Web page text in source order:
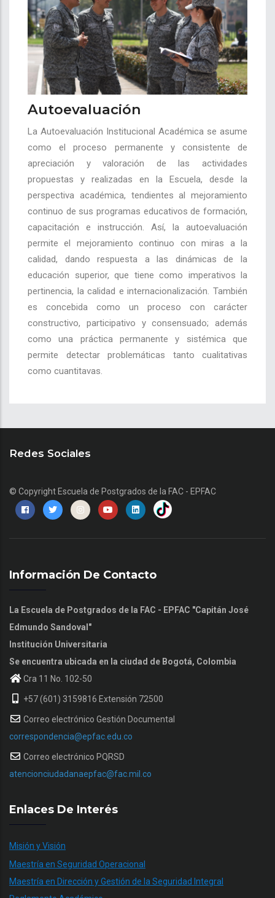
Autoevaluación
La Autoevaluación Institucional Académica se asume
como el proceso permanente y consistente de
apreciación y valoración de las actividades
propuestas y realizadas en la Escuela, desde la
perspectiva académica, tendientes al mejoramiento
continuo de sus programas educativos de formación,
capacitación e instrucción. Así, la autoevaluación
permite el mejoramiento continuo con miras a la
calidad, dando respuesta a las dinámicas de la
educación superior, que tiene como imperativos la
pertinencia, la calidad e internacionalización. También
es concebida como un proceso con carácter
constructivo, participativo y consensuado; además
como una práctica permanente y sistémica que
permite detectar problemáticas tanto cualitativas
como cuantitavas.
Redes Sociales
© Copyright Escuela de Postgrados de la FAC - EPFAC
Información De Contacto
La Escuela de Postgrados de la FAC - EPFAC "Capitán José
Edmundo Sandoval"
Institución Universitaria
Se encuentra ubicada en la ciudad de Bogotá, Colombia
Cra 11 No. 102-50
+57 (601) 3159816 Extensión 72500
Correo electrónico Gestión Documental
correspondencia@epfac.edu.co
Correo electrónico PQRSD
atencionciudadanaepfac@fac.mil.co
Enlaces De Interés
Misión y Visión
Maestría en Seguridad Operacional
Maestría en Dirección y Gestión de la Seguridad Integral